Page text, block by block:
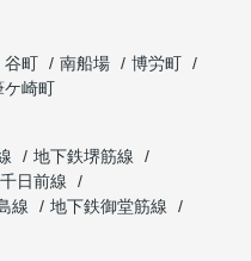
谷町 南船場
博労町
ケ崎町
地下鉄堺筋線
日前線
線
地下鉄御堂筋線